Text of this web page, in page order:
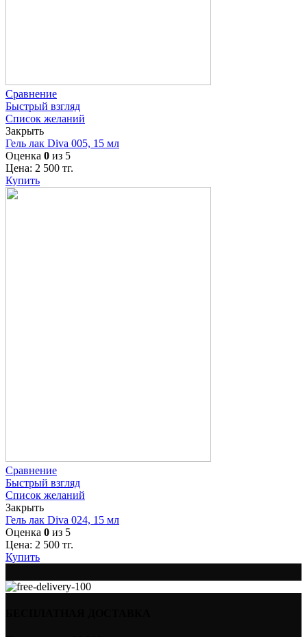
Сравнение
Быстрый взгляд
Список желаний
Закрыть
Гель лак Diva 005, 15 мл
Оценка 0 из 5
Цена: 2 500 тг.
Купить
Сравнение
Быстрый взгляд
Список желаний
Закрыть
Гель лак Diva 024, 15 мл
Оценка 0 из 5
Цена: 2 500 тг.
Купить